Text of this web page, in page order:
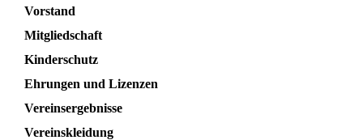
Vorstand
Mitgliedschaft
Kinderschutz
Ehrungen und Lizenzen
Vereinsergebnisse
Vereinskleidung